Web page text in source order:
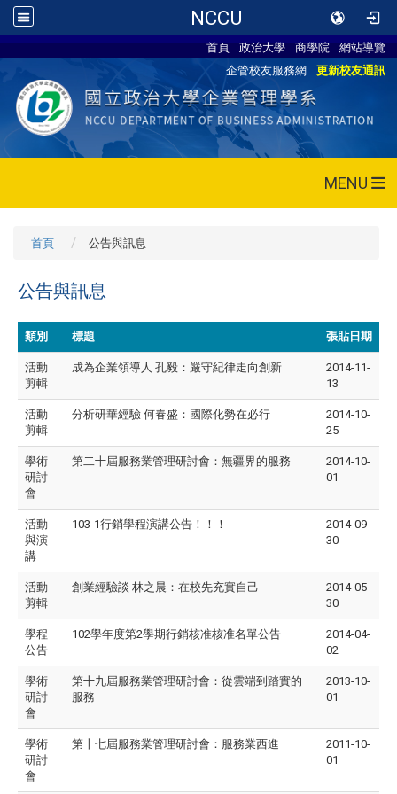
NCCU
首頁 政治大學 商學院
網站導覽
企管校友服務網
更新校友通訊
MENU
首頁 公告與訊息
公告與訊息
類別 標題 張貼日期
活動
剪輯
成為企業領導人 孔毅：嚴守紀律走向創新
2014-11-
13
活動
剪輯
分析研華經驗 何春盛：國際化勢在必行
2014-10-
25
學術
研討
會
第二十屆服務業管理研討會：無疆界的服務
2014-10-
01
活動
與演
講
103-1行銷學程演講公告！！！
2014-09-
30
活動
剪輯
創業經驗談 林之晨：在校先充實自己
2014-05-
30
學程
公告
102學年度第2學期行銷核准核准名單公告
2014-04-
02
學術
研討
會
第十九屆服務業管理研討會：從雲端到踏實的
服務
2013-10-
01
學術
研討
會
第十七屆服務業管理研討會：服務業西進
2011-10-
01